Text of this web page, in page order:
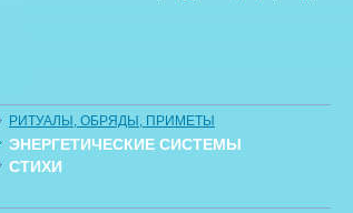
РИТУАЛЫ, ОБРЯДЫ, ПРИМЕТЫ
ЭНЕРГЕТИЧЕСКИЕ СИСТЕМЫ
СТИХИ